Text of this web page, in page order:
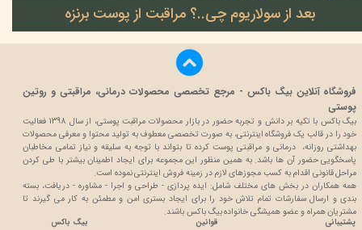
بعد از سولاریوم چی..؟ مراقبت از پوست برنزه
پشتیبانی
قوانین
بیگ باکس
فروشگاه آنلاین بیگ باکس - مرجع تخصصی محصولات درمانی، مراقبتی و روتین
پوستی
بیگ باکس با تکیه بر دانش و تجربه حضور در بازار محصولات مراقبت پوستی، از سال 1398 فعالیت
خود را در قالب یک فروشگاه اینترنتی، به صورت تخصصی معطوف به تولید محتوا و معرفی محصولات
بهداشتی روزانه، درمانی و مراقبتی پوست کرده تا بتواند با توجه به سلیقه و نیاز تمامی مخاطبان
پاسخگویی حضور آن ها باشد. به همین منظور این مجموعه برای ایجاد اطمینان بیشتر با طی کردن
مراحل قانونی اقدام به کسب مجوزهای لازم در زمینه فروش اینترنتی نموده است.
همه همکاران در بخش های مختلف شامل: ایده پردازی - طراحی و اجرا - مشاوره - دریافت، بسته
بندی و ارسال سفارشات تمام تلاش خود را برای ایجاد بستری امن و مطمئن به کار می گیرند تا
مشتریان همراه و عضو همیشگی خانواده بیگ باکس باشند.